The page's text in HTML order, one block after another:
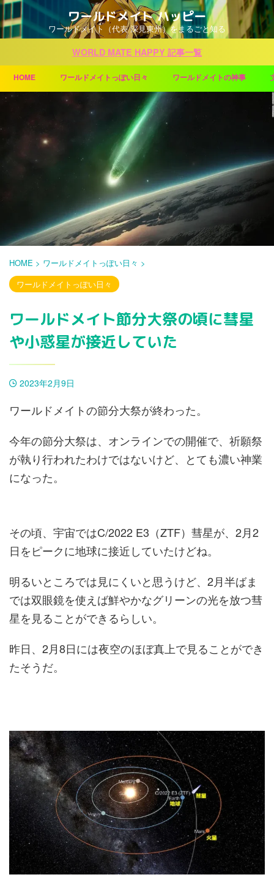
ワールドメイト ハッピー
ワールドメイト（代表 深見東州）をまるごと知る
WORLD MATE HAPPY 記事一覧
HOME ワールドメイトっぽい日々 ワールドメイトの神事
HOME > ワールドメイトっぽい日々 >
ワールドメイトっぽい日々
ワールドメイト節分大祭の頃に彗星
や小惑星が接近していた
2023年2月9日
ワールドメイトの節分大祭が終わった。
今年の節分大祭は、オンラインでの開催で、祈願祭
が執り行われたわけではないけど、とても濃い神業
になった。
その頃、宇宙ではC/2022 E3（ZTF）彗星が、2月2
日をピークに地球に接近していたけどね。
明るいところでは見にくいと思うけど、2月半ばま
では双眼鏡を使えば鮮やかなグリーンの光を放つ彗
星を見ることができるらしい。
昨日、2月8日には夜空のほぼ真上で見ることができ
たそうだ。